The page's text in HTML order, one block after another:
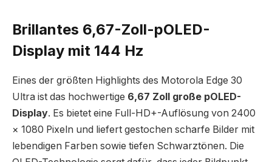
Brillantes 6,67-Zoll-pOLED-
Display mit 144 Hz
Eines der größten Highlights des Motorola Edge 30
Ultra ist das hochwertige 6,67 Zoll große pOLED-
Display. Es bietet eine Full-HD+-Auflösung von 2400
× 1080 Pixeln und liefert gestochen scharfe Bilder mit
lebendigen Farben sowie tiefen Schwarztönen. Die